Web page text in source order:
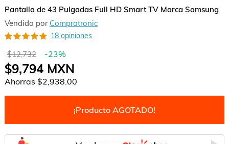
Pantalla de 43 Pulgadas Full HD Smart TV Marca Samsung
Vendido por Compratronic
18 opiniones
$12,732 -23%
$9,794MXN
Ahorras $2,938.00
¡Producto AGOTADO!